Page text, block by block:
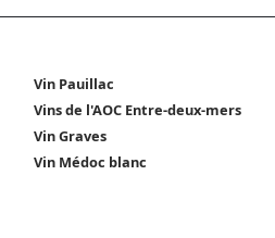
Vin Pauillac
Vins de l'AOC Entre-deux-mers
Vin Graves
Vin Médoc blanc